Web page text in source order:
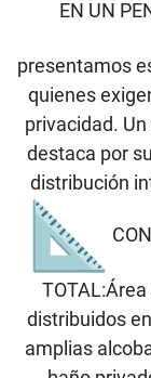
EN UN
presentamos
quienes
privacidad.
destaca por
distribución
distribuidos
amplias